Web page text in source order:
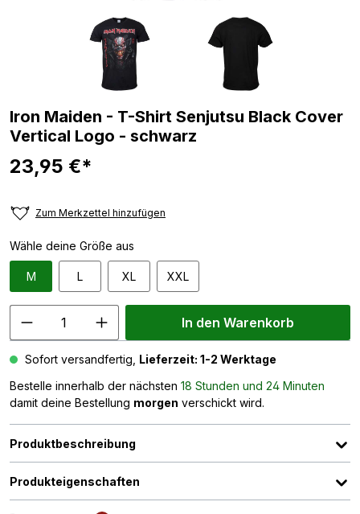
Iron Maiden - T-Shirt Senjutsu Black Cover
Vertical Logo - schwarz
23,95 €*
Zum Merkzettel hinzufügen
Wähle deine Größe aus
M L XL XXL
In den Warenkorb
Sofort versandfertig, Lieferzeit: 1-2 Werktage
Bestelle innerhalb der nächsten 18 Stunden und 24 Minuten
damit deine Bestellung morgen verschickt wird.
Produktbeschreibung
Produkteigenschaften